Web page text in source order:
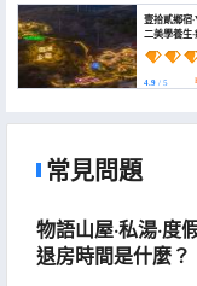
壹拾貳鄉宿
二美學養生
4.9 / 5
常見問題
物語山屋·私湯·度
退房時間是什麼？